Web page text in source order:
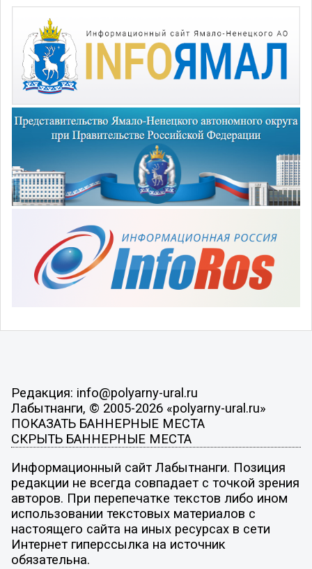
Редакция: info@polyarny-ural.ru
Лабытнанги, © 2005-2026 «polyarny-ural.ru»
ПОКАЗАТЬ БАННЕРНЫЕ МЕСТА
СКРЫТЬ БАННЕРНЫЕ МЕСТА
Информационный сайт Лабытнанги. Позиция
редакции не всегда совпадает с точкой зрения
авторов. При перепечатке текстов либо ином
использовании текстовых материалов с
настоящего сайта на иных ресурсах в сети
Интернет гиперссылка на источник
обязательна.